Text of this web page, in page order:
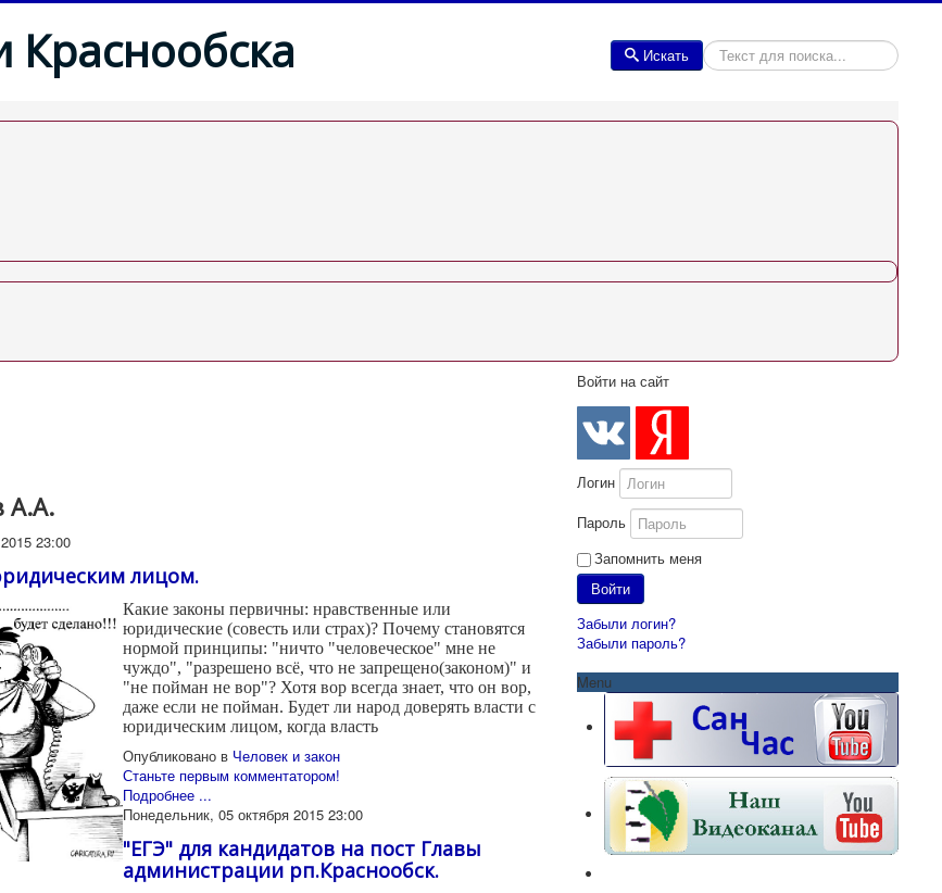
Краснообска Искать Искать
А.А.
23:00
лицом.
Какие законы первичны: нравственные или
юридические (совесть или страх)? Почему становятся
нормой принципы: "ничто "человеческое" мне не
чуждо", "разрешено всё, что не запрещено(законом)" и
"не пойман не вор"? Хотя вор всегда знает, что он вор,
даже если не пойман. Будет ли народ доверять власти с
юридическим лицом, когда власть
Опубликовано в Человек и закон
Станьте первым комментатором!
Подробнее ...
Понедельник, 05 октября 2015 23:00
"ЕГЭ" для кандидатов на пост Главы
администрации рп.Краснообск.
Войти на сайт
Логин
Пароль
Запомнить меня
Войти
Забыли логин?
Забыли пароль?
Menu